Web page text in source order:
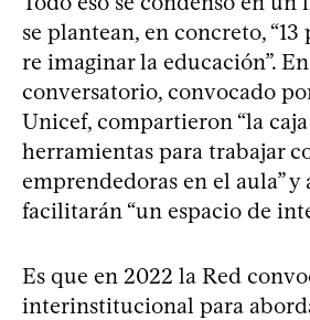
se plantean, en concreto,
re imaginar la educación”.
conversatorio, convocado
Unicef, compartieron “la
herramientas para trabajar
emprendedoras en el aula”
facilitarán “un espacio de
Es que en 2022 la Red
interinstitucional para